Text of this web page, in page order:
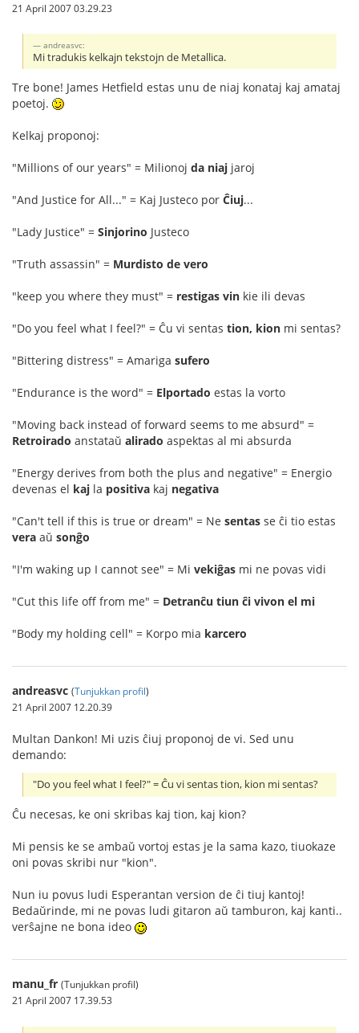
21 April 2007 03.29.23
andreasvc:
Mi tradukis kelkajn tekstojn de Metallica.
Tre bone! James Hetfield estas unu de niaj konataj kaj amataj
poetoj.
Kelkaj proponoj:
"Millions of our years" = Milionoj da niaj jaroj
"And Justice for All..." = Kaj Justeco por Ĉiuj...
"Lady Justice" = Sinjorino Justeco
"Truth assassin" = Murdisto de vero
"keep you where they must" = restigas vin kie ili devas
"Do you feel what I feel?" = Ĉu vi sentas tion, kion mi sentas?
"Bittering distress" = Amariga sufero
"Endurance is the word" = Elportado estas la vorto
"Moving back instead of forward seems to me absurd" =
Retroirado anstataŭ alirado aspektas al mi absurda
"Energy derives from both the plus and negative" = Energio
devenas el kaj la positiva kaj negativa
"Can't tell if this is true or dream" = Ne sentas se ĉi tio estas
vera aŭ sonĝo
"I'm waking up I cannot see" = Mi vekiĝas mi ne povas vidi
"Cut this life off from me" = Detranĉu tiun ĉi vivon el mi
"Body my holding cell" = Korpo mia karcero
andreasvc (Tunjukkan profil)
21 April 2007 12.20.39
Multan Dankon! Mi uzis ĉiuj proponoj de vi. Sed unu
demando:
"Do you feel what I feel?" = Ĉu vi sentas tion, kion mi sentas?
Ĉu necesas, ke oni skribas kaj tion, kaj kion?
Mi pensis ke se ambaŭ vortoj estas je la sama kazo, tiuokaze
oni povas skribi nur "kion".
Nun iu povus ludi Esperantan version de ĉi tiuj kantoj!
Bedaŭrinde, mi ne povas ludi gitaron aŭ tamburon, kaj kanti..
verŝajne ne bona ideo
manu_fr (Tunjukkan profil)
21 April 2007 17.39.53